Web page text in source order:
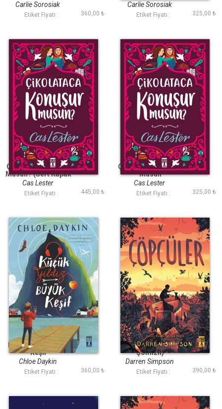
Carlie Sorosiak
Etiket Fiyatı : 360,00 ₺
Carlie Sorosiak
Etiket Fiyatı : 325,00 ₺
Çikolataca Konuşur
Musun? (Sert Kapak
Şömizli)
Cas Lester
Etiket Fiyatı : 445,00 ₺
Çikolataca Konuşur
Musun
Cas Lester
Etiket Fiyatı : 325,00 ₺
Küçük Yıldız Büyük
Keşif
Chloe Daykin
Etiket Fiyatı : 360,00 ₺
Çöpçüler (Bez Cilt
Şömizli)
Darren Simpson
Etiket Fiyatı : 390,00 ₺